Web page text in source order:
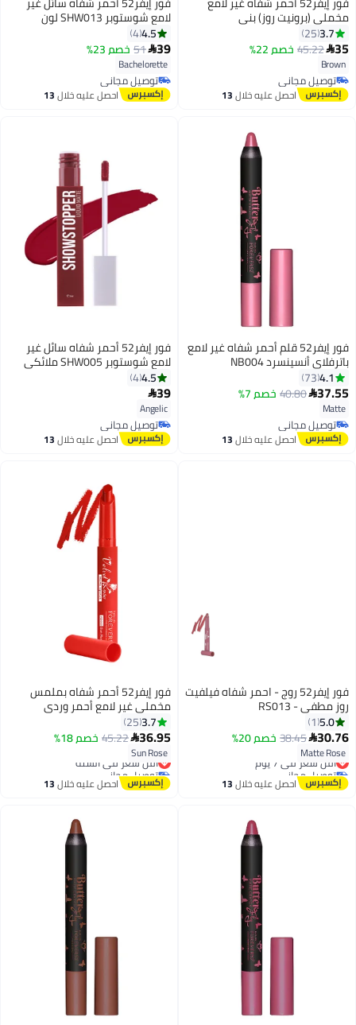
6
مخملي (برونيت روز) بني
3.7
25
35
45.22خصم 22%
Brown
توصيل مجاني
توصيل مجانياحصل عليه خلال13
6
لامع شوستوبر SHW013 لون
باتشيلوريت
4.5
4
39
51 خصم 23%
Bachelorette
توصيل مجاني
توصيل مجانياحصل عليه خلال13
10
فور إيفر52 قلم أحمر شفاه غير لامع
باترفلاي أنسينسرد NB004
4.1
73
37.55
40.80خصم 7%
Matte
توصيل مجاني
توصيل مجانياحصل عليه خلال13
6
فور إيفر52 أحمر شفاه سائل غير
لامع شوستوبر SHW005 ملائكي
4.5
4
39
Angelic
توصيل مجاني
توصيل مجانياحصل عليه خلال13
فور إيفر52 روج - احمر شفاه فيلفيت
روز مطفي - RS013
5.0
1
30.76
38.45خصم 20%
Matte Rose
أقل سعر في 7 يوم
توصيل مجاني
أقل سعر في 7 يوماحصل عليه خلال13
6
فور إيفر52 أحمر شفاه بملمس
مخملي غير لامع أحمر وردي
3.7
25
36.95
45.22خصم 18%
Sun Rose
أقل سعر في السنة
توصيل مجاني
أقل سعر في السنة
احصل عليه خلال13